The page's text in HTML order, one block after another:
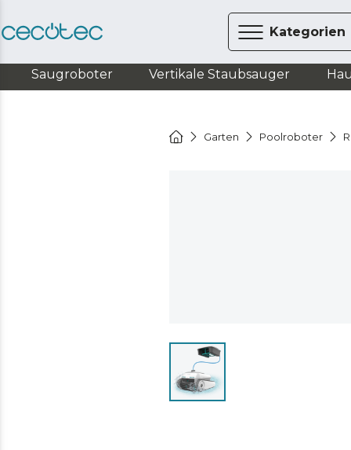
Kategorien
Saugroboter Vertikale Staubsauger
Garten Poolroboter